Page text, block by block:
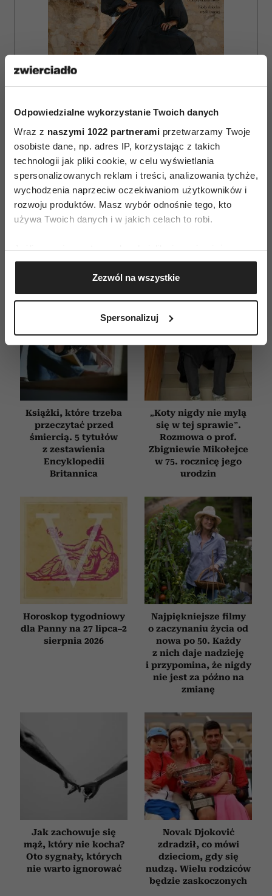
Odpowiedzialne wykorzystanie Twoich danych
Wraz z naszymi 1022 partnerami przetwarzamy Twoje
osobiste dane, np. adres IP, korzystając z takich
technologii jak pliki cookie, w celu wyświetlania
spersonalizowanych reklam i treści, analizowania tychże,
wychodzenia naprzeciw oczekiwaniom użytkowników i
rozwoju produktów. Masz wybór odnośnie tego, kto
używa Twoich danych i w jakich celach to robi.
Jeśli wyrazisz na to zgodę, chcielibyśmy również:
Gromadzić dane dotyczące Twojej lokalizacji
geograficznej z dokładnością nawet do kilku metrów
Identyfikować Twoje urządzenie, aktywnie
(fingerprinting, czyli wirtualny odcisk palca)
dane są przetwarzane oraz ustaw własne preferencje w
sekcji szczegółów . W Deklaracji plików cookie możesz
zmienić lub wycofać swoją zgodę w dowolnej chwili.
Wykorzystujemy pliki cookie do spersonalizowania treści
i reklam, aby oferować funkcje społecznościowe i
analizować ruch w naszej witrynie. Informacje o tym, jak
korzystasz z naszej witryny, udostępniamy partnerom
społecznościowym, reklamowym i analitycznym.
otrzymanymi od Ciebie lub uzyskanymi podczas
korzystania z ich usług.
Zezwól na wszystkie
Spersonalizuj
ZAMÓW
WYDANIE DRUKOWANE
E-WYDANIE
Książki, które trzeba
przeczytać przed
śmiercią. 5 tytułów
z zestawienia
Encyklopedii
Britannica
„Koty nigdy nie mylą
się w tej sprawie”.
Rozmowa o prof.
Zbigniewie Mikołejce
w 75. rocznicę jego
urodzin
Horoskop tygodniowy
dla Panny na 27 lipca–2
sierpnia 2026
Najpiękniejsze filmy
o zaczynaniu życia od
nowa po 50. Każdy
z nich daje nadzieję
i przypomina, że nigdy
nie jest za późno na
zmianę
Jak zachowuje się
mąż, który nie kocha?
Oto sygnały, których
nie warto ignorować
Novak Djoković
zdradził, co mówi
dzieciom, gdy się
nudzą. Wielu rodziców
będzie zaskoczonych